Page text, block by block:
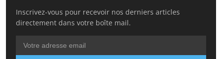
Inscrivez-vous pour recevoir nos derniers articles
directement dans votre boîte mail.